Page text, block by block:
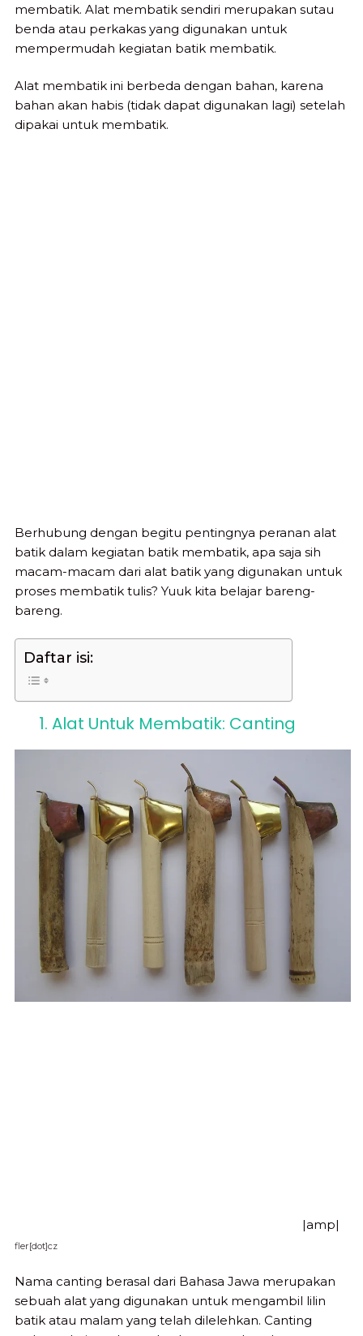
membatik. Alat membatik sendiri merupakan sutau
benda atau perkakas yang digunakan untuk
mempermudah kegiatan batik membatik.
Alat membatik ini berbeda dengan bahan, karena
bahan akan habis (tidak dapat digunakan lagi) setelah
dipakai untuk membatik.
Berhubung dengan begitu pentingnya peranan alat
batik dalam kegiatan batik membatik, apa saja sih
macam-macam dari alat batik yang digunakan untuk
proses membatik tulis? Yuuk kita belajar bareng-
bareng.
Daftar isi:
1. Alat Untuk Membatik: Canting
|amp|
fler[dot]cz
Nama canting berasal dari Bahasa Jawa merupakan
sebuah alat yang digunakan untuk mengambil lilin
batik atau malam yang telah dilelehkan. Canting